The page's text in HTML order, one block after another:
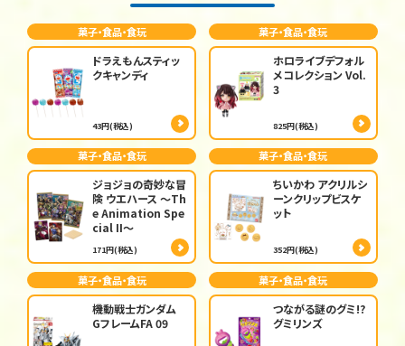
菓子・食品・食玩
ドラえもんスティッ
クキャンディ
43円(税込)
菓子・食品・食玩
ホロライブデフォル
メコレクション Vol.
3
825円(税込)
菓子・食品・食玩
ジョジョの奇妙な冒
険 ウエハース ～Th
e Animation Spe
cial II～
171円(税込)
菓子・食品・食玩
ちいかわ アクリルシ
ーンクリップビスケ
ット
352円(税込)
菓子・食品・食玩
機動戦士ガンダム
GフレームFA 09
菓子・食品・食玩
つながる謎のグミ!?
グミリンズ